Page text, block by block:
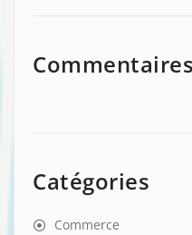
Catégories
Commerce